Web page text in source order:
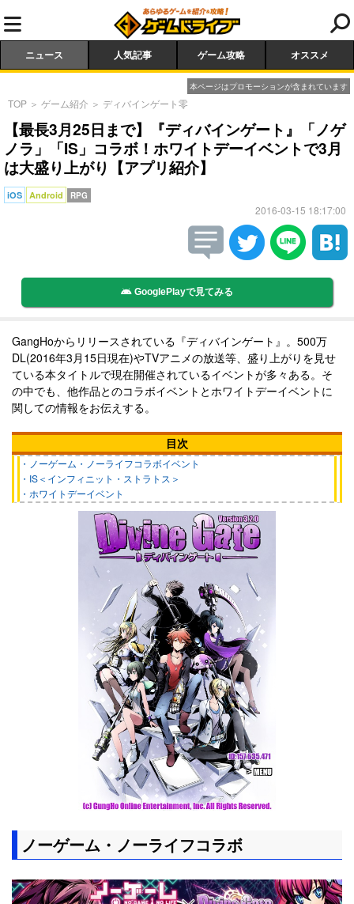
ニュース 人気記事 ゲーム攻略 オススメ
本ページはプロモーションが含まれています
TOP ＞ ゲーム紹介 ＞ ディバインゲート零
【最長3月25日まで】『ディバインゲート』「ノゲ
ノラ」「IS」コラボ！ホワイトデーイベントで3月
は大盛り上がり【アプリ紹介】
iOS Android RPG
2016-03-15 18:17:00
GooglePlayで見てみる
GangHoからリリースされている『ディバインゲート』。500万
DL(2016年3月15日現在)やTVアニメの放送等、盛り上がりを見せ
ている本タイトルで現在開催されているイベントが多々ある。そ
の中でも、他作品とのコラボイベントとホワイトデーイベントに
関しての情報をお伝えする。
目次
・ノーゲーム・ノーライフコラボイベント
・IS＜インフィニット・ストラトス＞
・ホワイトデーイベント
ノーゲーム・ノーライフコラボ